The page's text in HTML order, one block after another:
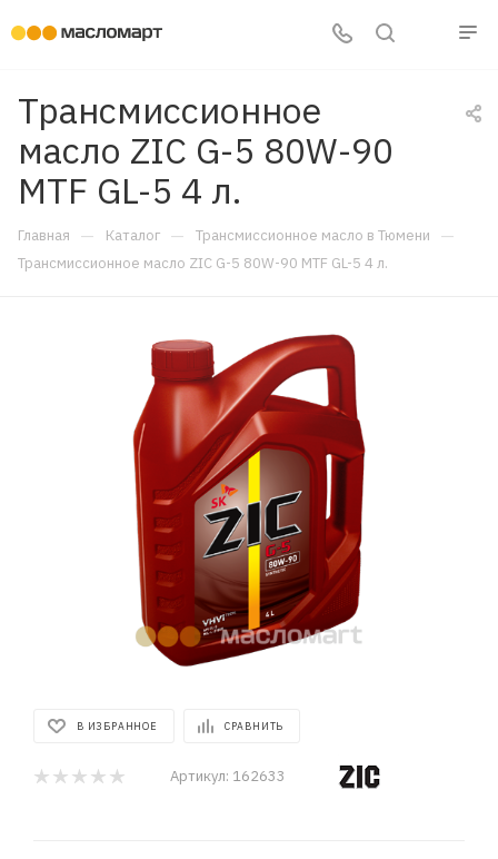
Трансмиссионное
масло ZIC G-5 80W-90
MTF GL-5 4 л.
Главная — Каталог — Трансмиссионное масло в Тюмени —
Трансмиссионное масло ZIC G-5 80W-90 MTF GL-5 4 л.
В ИЗБРАННОЕ СРАВНИТЬ
Артикул: 162633